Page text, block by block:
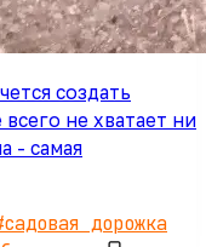
создать
не хватает ни
- самая
садовая дорожка